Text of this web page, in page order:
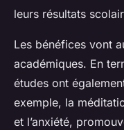
leurs résultats
Les bénéfices vont
académiques. En
études ont
exemple, la
et l’anxiété,